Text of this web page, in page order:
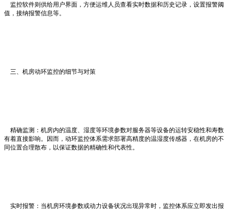
监控软件则供给用户界面，方便运维人员查看实时数据和历史记录，设置报警阈
值，接纳报警信息等。
三、机房动环监控的细节与对策
精确监测：机房内的温度、湿度等环境参数对服务器等设备的运转安稳性和寿数
有着直接影响。因而，动环监控体系需求部署高精度的温湿度传感器，在机房的不
同位置合理散布，以保证数据的精确性和代表性。
实时报警：当机房环境参数或动力设备状况出现异常时，监控体系应立即发出报